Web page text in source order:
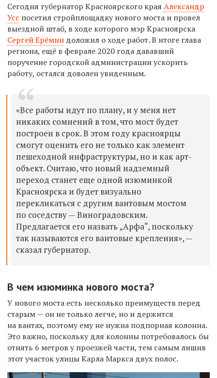
Сегодня губернатор Красноярского края Александр
Усс посетил стройплощадку нового моста и провел
выездной штаб, в ходе которого мэр Красноярска
Сергей Ерёмин доложил о ходе работ. В итоге глава
региона, ещё в феврале 2020 года дававший
поручение городской администрации ускорить
работу, остался доволен увиденным.
«Все работы идут по плану, и у меня нет
никаких сомнений в том, что мост будет
построен в срок. В этом году красноярцы
смогут оценить его не только как элемент
пешеходной инфраструктуры, но и как арт-
объект. Считаю, что новый надземный
переход станет еще одной изюминкой
Красноярска и будет визуально
перекликаться с другим вантовым мостом
по соседству — Виноградовским.
Предлагается его назвать „Арфа“, поскольку
так называются его вантовые крепления», —
сказал губернатор.
В чем изюминка нового моста?
У нового моста есть несколько преимуществ перед
старым — он не только легче, но и держится
на вантах, поэтому ему не нужна подпорная колонна.
Это важно, поскольку для колонны потребовалось бы
отнять 6 метров у проезжей части, тем самым лишив
этот участок улицы Карла Маркса двух полос.